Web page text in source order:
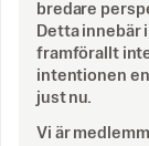
bredare
Detta innebär
framförallt
intentionen
just nu.
Vi är